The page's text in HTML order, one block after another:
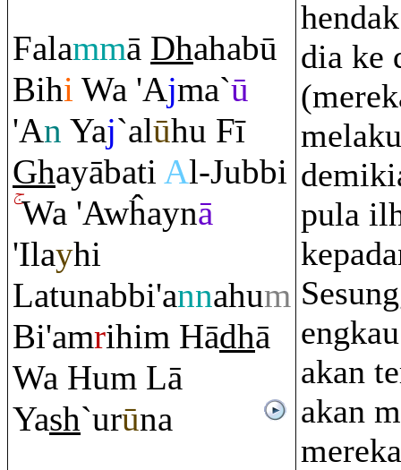
Falammā Dhahabū
Bihi Wa 'Ajma`ū
'An Yaj`alūhu Fī
Ghayābati Al-Jubbi
Wa 'Awĥaynā
'Ilayhi
Latunabbi'annahum
Bi'amrihim Hādhā
Wa Hum Lā
Yash`urūna
dia ke
pula
akan
akan